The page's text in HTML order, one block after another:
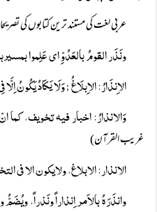
عربی لغت کی مستند ترین کتابوں کی
ونَذَر القومُ بالعَدُوِّ ای عَلِموا
الاِنذَارُ: الاِبلَاغُ ;وَلَا یَکَادُ یَکُونُ
وَالانذارُ: اخبار فیہ تخویف، کما
غریب القرآن)
الانذار: الابلاغ، ولایکون الا فی
وانذَرَہُ بالاَمر اِنذاراً ونَذراً،